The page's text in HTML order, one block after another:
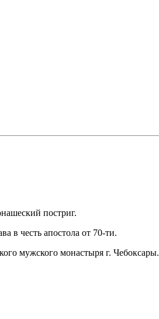
постриг.
в честь апостола от 70-ти.
мужского монастыря г. Чебоксары.